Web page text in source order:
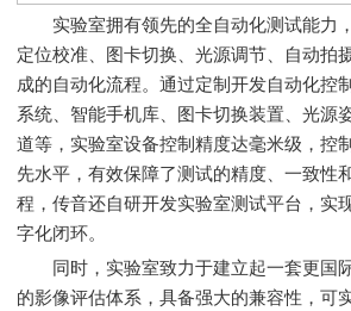
实验室拥有领先的全自动化测试能力，
定位校准、图卡切换、光源调节、自动拍
成的自动化流程。通过定制开发自动化控
系统、智能手机库、图卡切换装置、光源
道等，实验室设备控制精度达毫米级，控
先水平，有效保障了测试的精度、一致性
程，传音还自研开发实验室测试平台，实
字化闭环。
同时，实验室致力于建立起一套更国
的影像评估体系，具备强大的兼容性，可